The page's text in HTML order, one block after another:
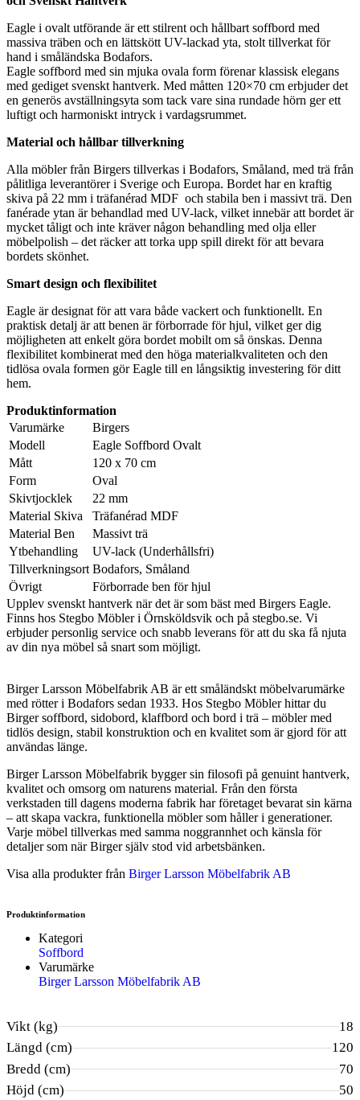
Eagle i ovalt utförande är ett stilrent och hållbart soffbord med
massiva träben och en lättskött UV-lackad yta, stolt tillverkat för
hand i småländska Bodafors.
Eagle soffbord med sin mjuka ovala form förenar klassisk elegans
med gediget svenskt hantverk. Med måtten 120×70 cm erbjuder det
en generös avställningsyta som tack vare sina rundade hörn ger ett
luftigt och harmoniskt intryck i vardagsrummet.
Material och hållbar tillverkning
Alla möbler från Birgers tillverkas i Bodafors, Småland, med trä från
pålitliga leverantörer i Sverige och Europa. Bordet har en kraftig
skiva på 22 mm i träfanérad MDF och stabila ben i massivt trä. Den
fanérade ytan är behandlad med UV-lack, vilket innebär att bordet är
mycket tåligt och inte kräver någon behandling med olja eller
möbelpolish – det räcker att torka upp spill direkt för att bevara
bordets skönhet.
Smart design och flexibilitet
Eagle är designat för att vara både vackert och funktionellt. En
praktisk detalj är att benen är förborrade för hjul, vilket ger dig
möjligheten att enkelt göra bordet mobilt om så önskas. Denna
flexibilitet kombinerat med den höga materialkvaliteten och den
tidlösa ovala formen gör Eagle till en långsiktig investering för ditt
hem.
Produktinformation
Varumärke
Birgers
Modell
Eagle Soffbord Ovalt
Mått
120 x 70 cm
Form
Oval
Skivtjocklek
22 mm
Material Skiva
Träfanérad MDF
Material Ben
Massivt trä
Ytbehandling
UV-lack (Underhållsfri)
Tillverkningsort Bodafors, Småland
Övrigt
Förborrade ben för hjul
Upplev svenskt hantverk när det är som bäst med Birgers Eagle.
Finns hos Stegbo Möbler i Örnsköldsvik och på stegbo.se. Vi
erbjuder personlig service och snabb leverans för att du ska få njuta
av din nya möbel så snart som möjligt.
Birger Larsson Möbelfabrik AB är ett småländskt möbelvarumärke
med rötter i Bodafors sedan 1933. Hos Stegbo Möbler hittar du
Birger soffbord, sidobord, klaffbord och bord i trä – möbler med
tidlös design, stabil konstruktion och en kvalitet som är gjord för att
användas länge.
Birger Larsson Möbelfabrik bygger sin filosofi på genuint hantverk,
kvalitet och omsorg om naturens material. Från den första
verkstaden till dagens moderna fabrik har företaget bevarat sin kärna
– att skapa vackra, funktionella möbler som håller i generationer.
Varje möbel tillverkas med samma noggrannhet och känsla för
detaljer som när Birger själv stod vid arbetsbänken.
Visa alla produkter från Birger Larsson Möbelfabrik AB
Produktinformation
Kategori
Soffbord
Varumärke
Birger Larsson Möbelfabrik AB
Vikt (kg)
18
Längd (cm)
120
Bredd (cm)
70
Höjd (cm)
50